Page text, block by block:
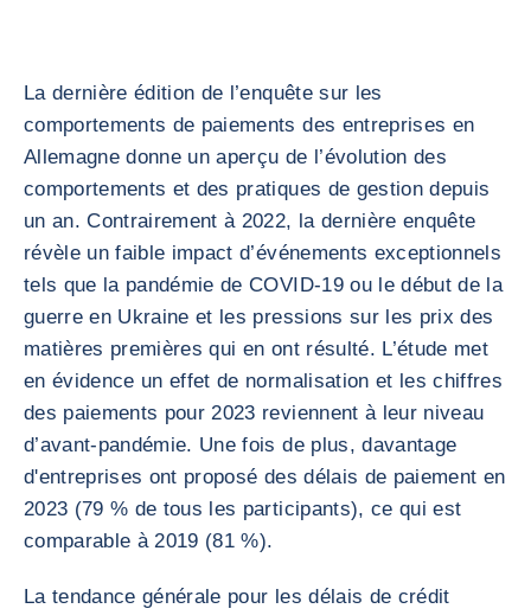
La dernière édition de l’enquête sur les
comportements de paiements des entreprises en
Allemagne donne un aperçu de l’évolution des
comportements et des pratiques de gestion depuis
un an. Contrairement à 2022, la dernière enquête
révèle un faible impact d’événements exceptionnels
tels que la pandémie de COVID-19 ou le début de la
guerre en Ukraine et les pressions sur les prix des
matières premières qui en ont résulté. L’étude met
en évidence un effet de normalisation et les chiffres
des paiements pour 2023 reviennent à leur niveau
d’avant-pandémie. Une fois de plus, davantage
d'entreprises ont proposé des délais de paiement en
2023 (79 % de tous les participants), ce qui est
comparable à 2019 (81 %).
La tendance générale pour les délais de crédit